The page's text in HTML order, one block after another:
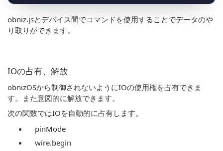
obniz.jsとデバイス間でコマンドを使用することでデータのや
り取りができます。
IOの占有、解放
obnizOSから制御されないようにIOの使用権を占有できま
す。また意図的に解放できます。
次の関数ではIOを自動的に占有します。
pinMode
wire.begin